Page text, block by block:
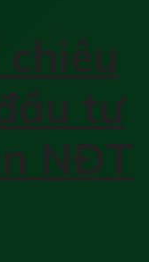
tư
NĐT